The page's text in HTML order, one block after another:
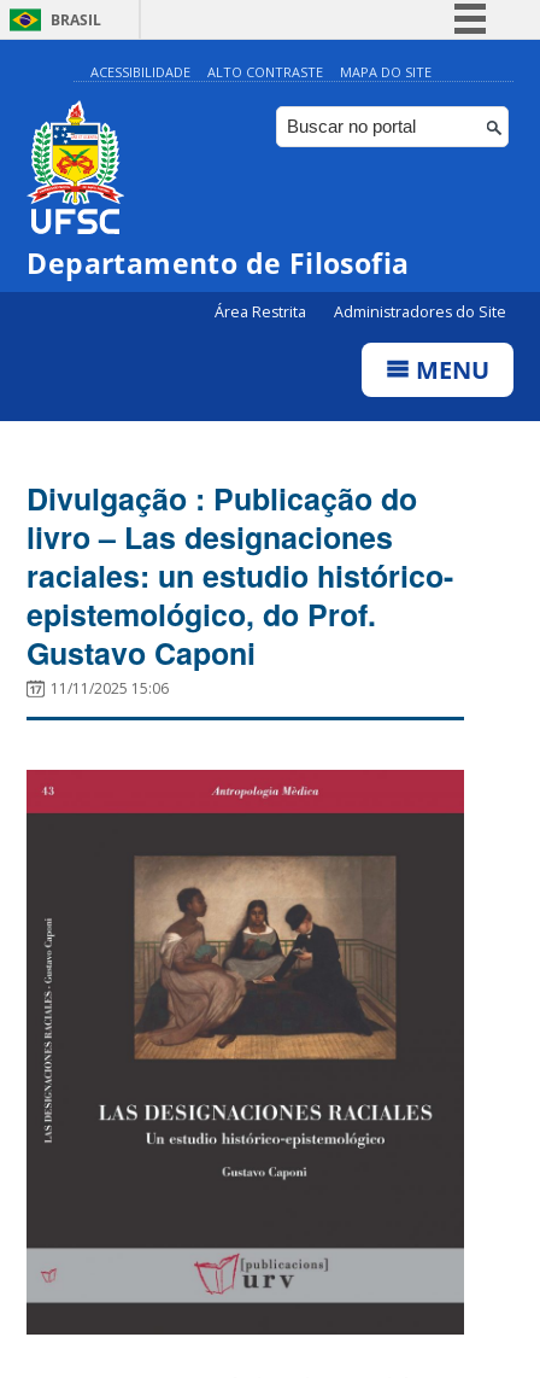
BRASIL
Simplifique!
Comunica BR
Participe
Canais
ACESSIBILIDADE ALTO CONTRASTE MAPA DO SITE
Departamento de Filosofia
Área Restrita Administradores do Site
MENU
Divulgação : Publicação do
livro – Las designaciones
raciales: un estudio histórico-
epistemológico, do Prof.
Gustavo Caponi
11/11/2025 15:06